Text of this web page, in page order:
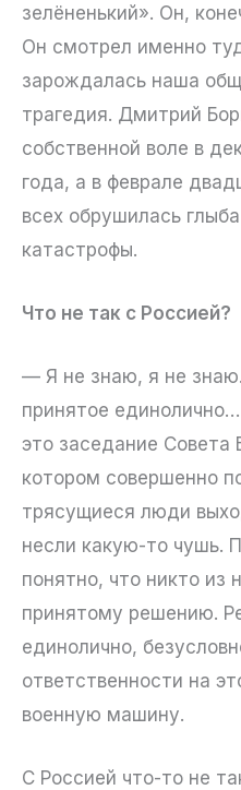
зелёненький». Он,
Он смотрел именно
зарождалась наша
трагедия. Дмитрий
собственной воле в
года, а в феврале
всех обрушилась
катастрофы.
Что не так с Россией?
— Я не знаю, я не
принятое
это заседание Совета
котором совершенно
трясущиеся люди
несли какую-то чушь.
понятно, что никто из
принятому решению.
единолично,
ответственности на
военную машину.
С Россией что-то не